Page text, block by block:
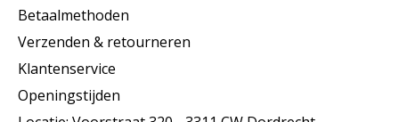
Betaalmethoden
Verzenden & retourneren
Klantenservice
Openingstijden